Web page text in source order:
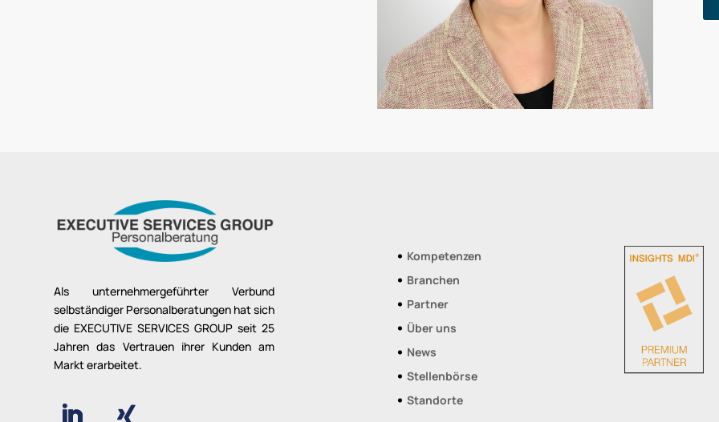
Als unternehmergeführter Verbund
selbständiger Personalberatungen hat sich
die EXECUTIVE SERVICES GROUP seit 25
Jahren das Vertrauen ihrer Kunden am
Markt erarbeitet.
Kompetenzen
Branchen
Partner
Über uns
News
Stellenbörse
Standorte